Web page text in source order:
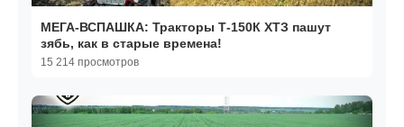
МЕГА-ВСПАШКА: Тракторы Т-150К ХТЗ пашут
зябь, как в старые времена!
15 214 просмотров